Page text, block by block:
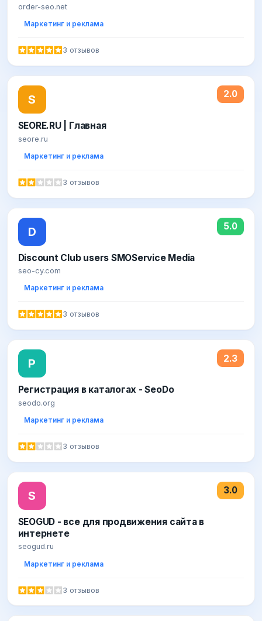
order-seo.net
Маркетинг и реклама
3 отзывов
S 2.0
SEORE.RU | Главная
seore.ru
Маркетинг и реклама
3 отзывов
D 5.0
Discount Club users SMOService Media
seo-cy.com
Маркетинг и реклама
3 отзывов
Р 2.3
Регистрация в каталогах - SeoDo
seodo.org
Маркетинг и реклама
3 отзывов
S 3.0
SEOGUD - все для продвижения сайта в
интернете
seogud.ru
Маркетинг и реклама
3 отзывов